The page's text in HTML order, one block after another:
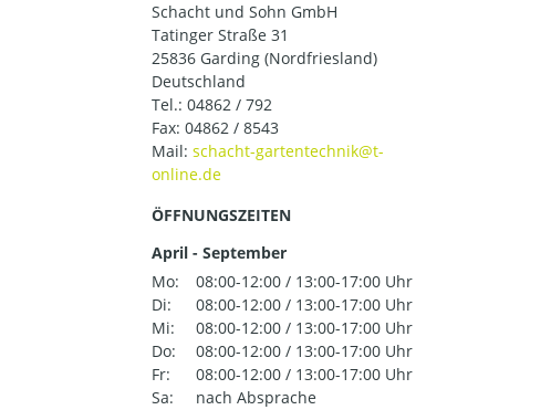
Schacht und Sohn GmbH
Tatinger Straße 31
25836 Garding (Nordfriesland)
Deutschland
Tel.: 04862 / 792
Fax: 04862 / 8543
Mail:
ÖFFNUNGSZEITEN
April - September
Mo:
08:00-12:00 / 13:00-17:00 Uhr
Di:
08:00-12:00 / 13:00-17:00 Uhr
Mi:
08:00-12:00 / 13:00-17:00 Uhr
Do:
08:00-12:00 / 13:00-17:00 Uhr
Fr:
08:00-12:00 / 13:00-17:00 Uhr
Sa:
nach Absprache